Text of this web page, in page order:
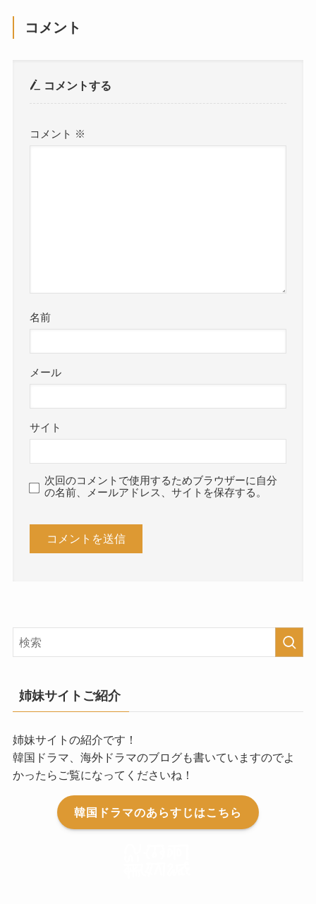
コメント
コメントする
コメント ※
名前
メール
サイト
次回のコメントで使用するためブラウザーに自分
の名前、メールアドレス、サイトを保存する。
姉妹サイトご紹介
姉妹サイトの紹介です！
韓国ドラマ、海外ドラマのブログも書いていますのでよ
かったらご覧になってくださいね！
韓国ドラマのあらすじはこちら